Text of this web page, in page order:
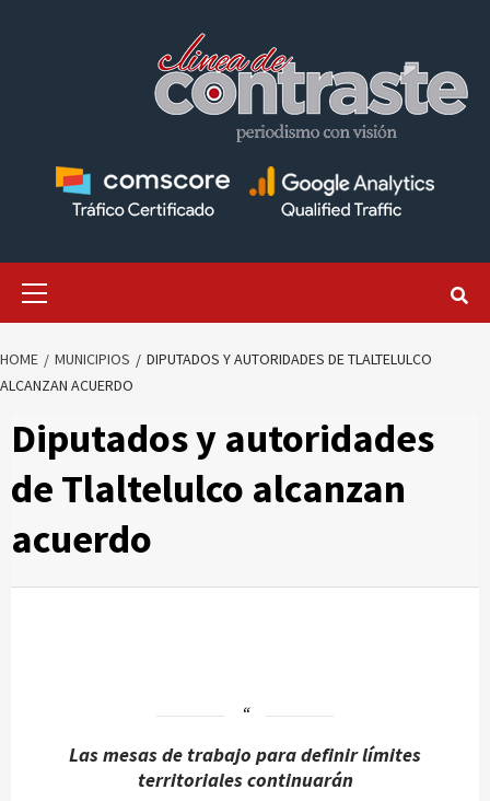
HOME MUNICIPIOS
DIPUTADOS Y AUTORIDADES DE TLALTELULCO
ALCANZAN ACUERDO
Diputados y autoridades
de Tlaltelulco alcanzan
acuerdo
Las mesas de trabajo para definir límites
territoriales continuarán